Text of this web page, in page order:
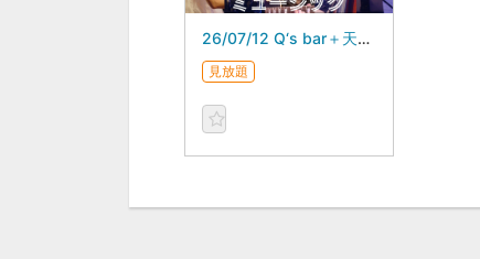
26/07/12 Q‘s bar＋天野 丘トリオ・ミュージック
見放題